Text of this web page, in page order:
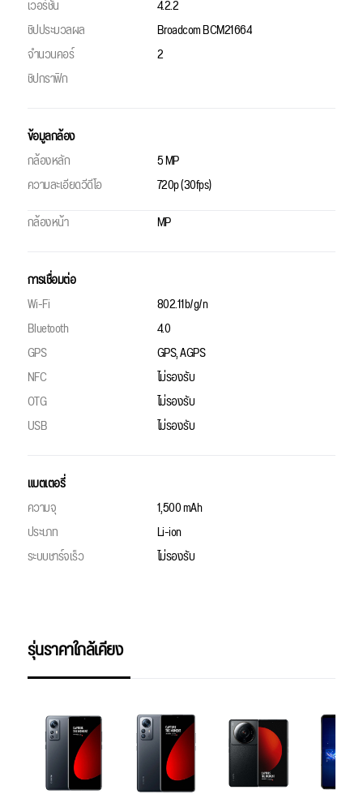
เวอร์ชัน
4.2.2
ชิปประมวลผล
Broadcom BCM21664
จำนวนคอร์
2
ชิปกราฟิก
ข้อมูลกล้อง
กล้องหลัก
5 MP
ความละเอียดวีดีโอ
720p (30fps)
กล้องหน้า
MP
การเชื่อมต่อ
Wi-Fi
802.11b/g/n
Bluetooth
4.0
GPS
GPS, AGPS
NFC
ไม่รองรับ
OTG
ไม่รองรับ
USB
ไม่รองรับ
แบตเตอรี่
ความจุ
1,500 mAh
ประเภท
Li-ion
ระบบชาร์จเร็ว
ไม่รองรับ
รุ่นราคาใกล้เคียง